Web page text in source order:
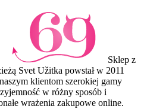
Sklep z
Svet Užitka powstał w 2011
klientom szerokiej gamy
w różny sposób i
wrażenia zakupowe online.